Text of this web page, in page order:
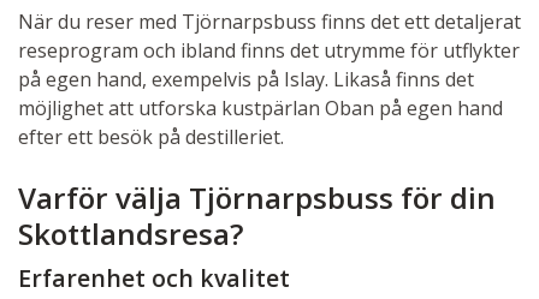
När du reser med Tjörnarpsbuss finns det ett detaljerat
reseprogram och ibland finns det utrymme för utflykter
på egen hand, exempelvis på Islay. Likaså finns det
möjlighet att utforska kustpärlan Oban på egen hand
efter ett besök på destilleriet.
Varför välja Tjörnarpsbuss för din
Skottlandsresa?
Erfarenhet och kvalitet